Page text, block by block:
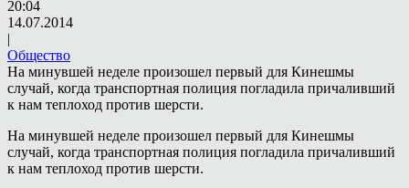
20:04
14.07.2014
|
Общество
На минувшей неделе произошел первый для Кинешмы
случай, когда транспортная полиция погладила причаливший
к нам теплоход против шерсти.
На минувшей неделе произошел первый для Кинешмы
случай, когда транспортная полиция погладила причаливший
к нам теплоход против шерсти.